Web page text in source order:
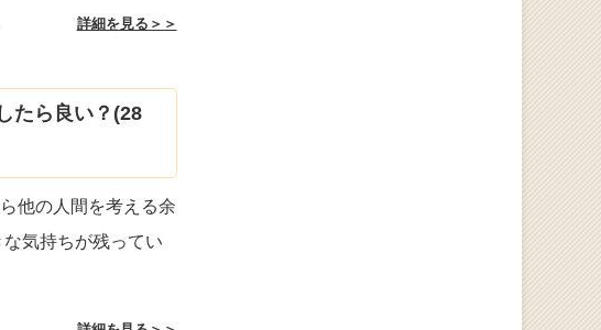
詳細を見る＞＞
たら良い？(28
他の人間を考える余
気持ちが残ってい